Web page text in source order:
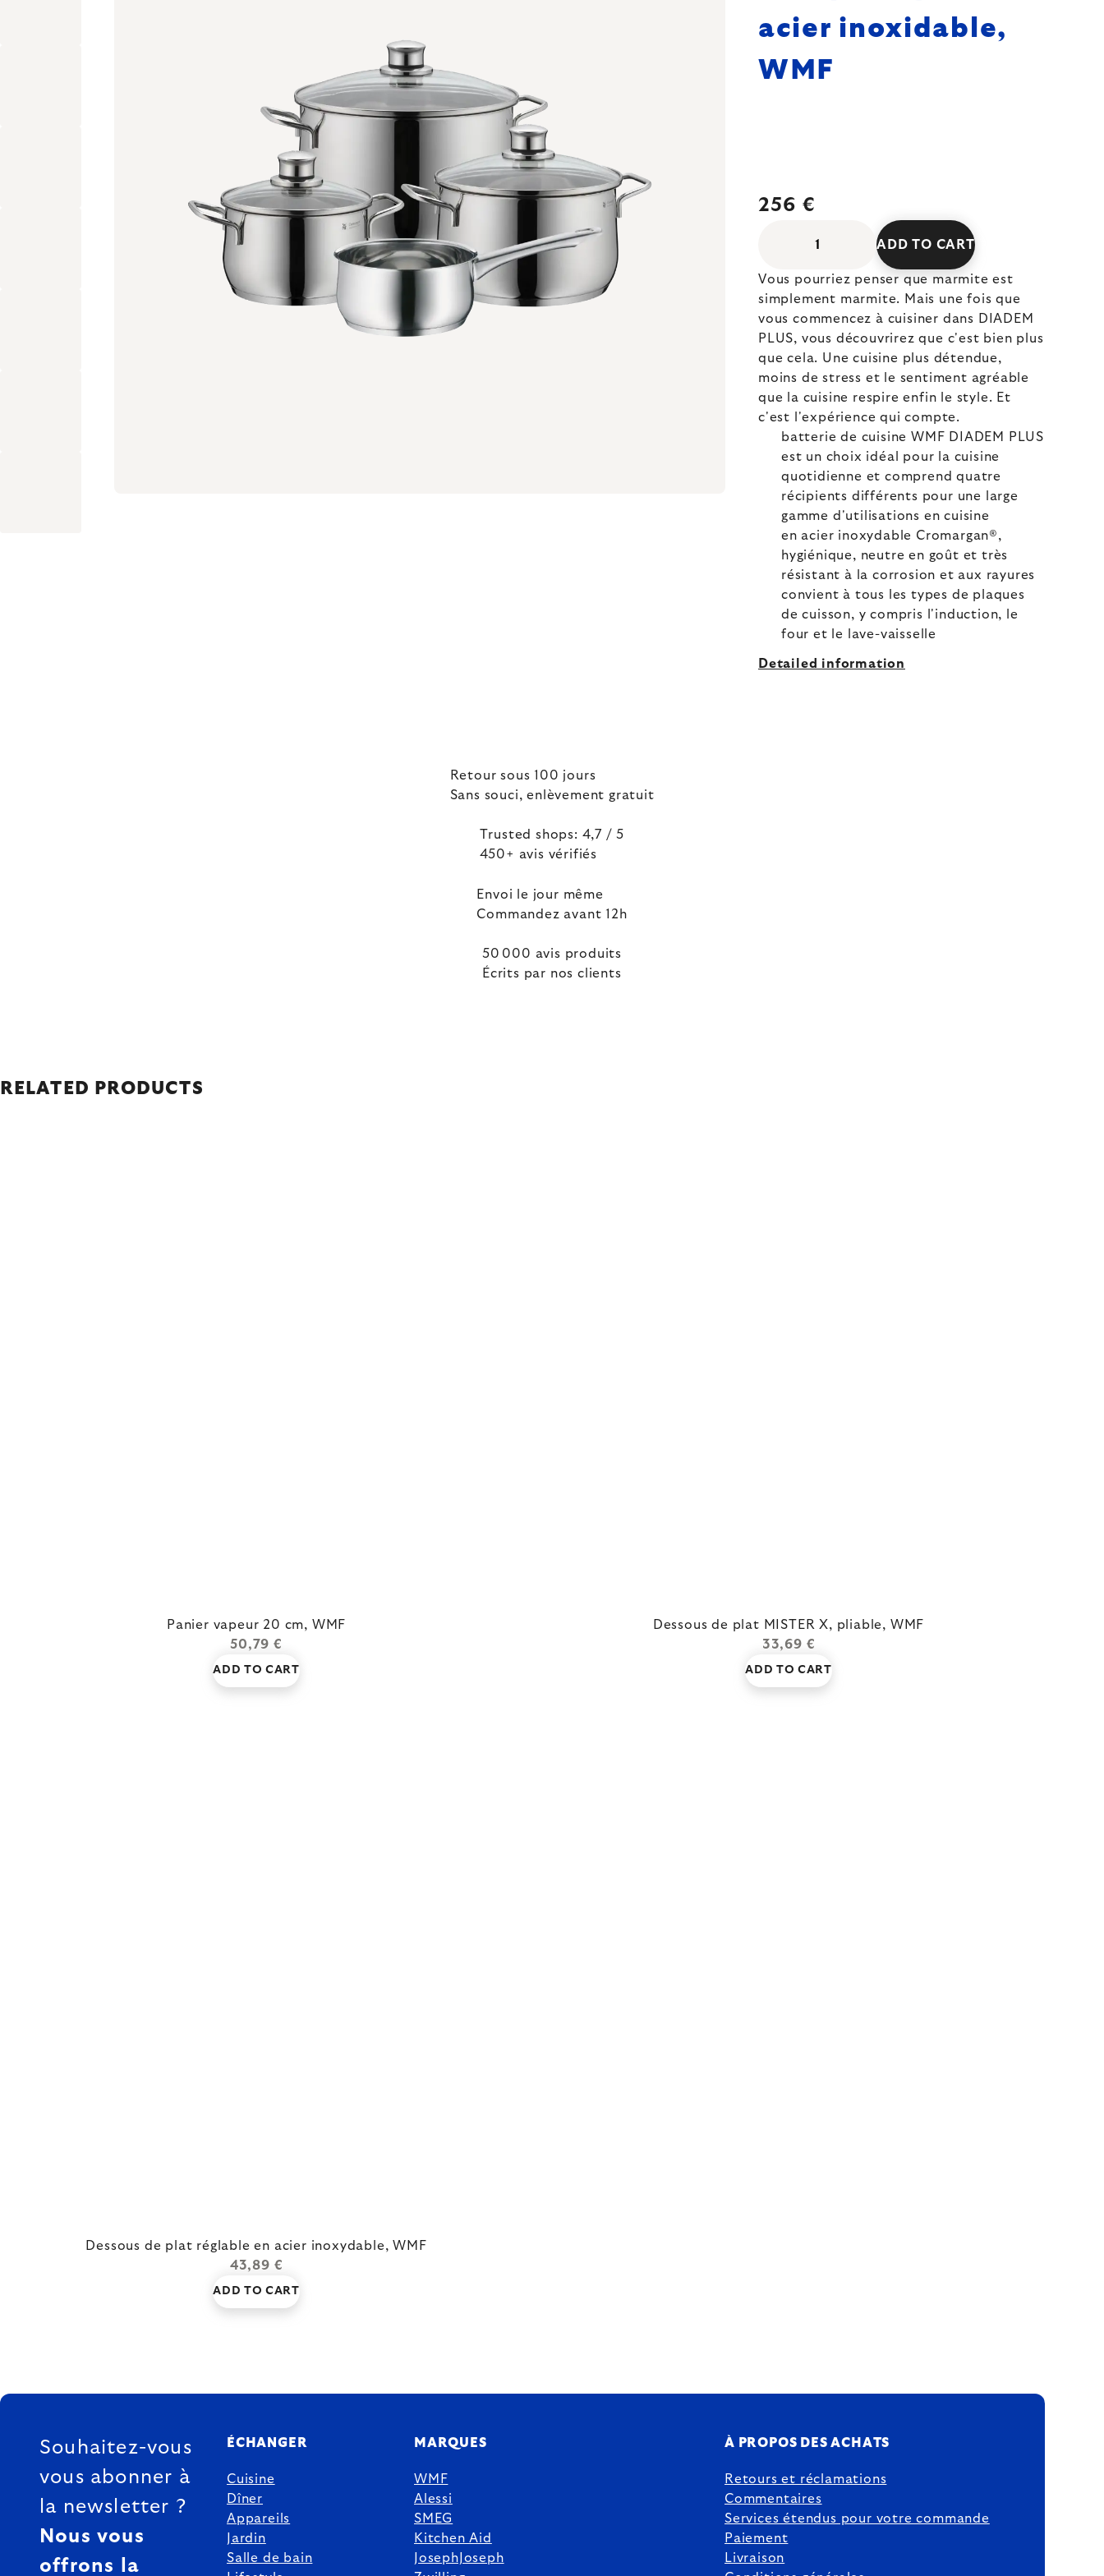
acier inoxidable,
WMF
256 €
ADD TO CART
Vous pourriez penser que marmite est
simplement marmite. Mais une fois que
vous commencez à cuisiner dans DIADEM
PLUS, vous découvrirez que c'est bien plus
que cela. Une cuisine plus détendue,
moins de stress et le sentiment agréable
que la cuisine respire enfin le style. Et
c'est l'expérience qui compte.
batterie de cuisine WMF DIADEM PLUS
est un choix idéal pour la cuisine
quotidienne et comprend quatre
récipients différents pour une large
gamme d'utilisations en cuisine
en acier inoxydable Cromargan®,
hygiénique, neutre en goût et très
résistant à la corrosion et aux rayures
convient à tous les types de plaques
de cuisson, y compris l'induction, le
four et le lave-vaisselle
Detailed information
Retour sous 100 jours
Sans souci, enlèvement gratuit
Trusted shops: 4,7 / 5
450+ avis vérifiés
Envoi le jour même
Commandez avant 12h
50 000 avis produits
Écrits par nos clients
RELATED PRODUCTS
Panier vapeur 20 cm, WMF
50,79 €
ADD TO CART
Dessous de plat MISTER X, pliable, WMF
33,69 €
ADD TO CART
Dessous de plat réglable en acier inoxydable, WMF
43,89 €
ADD TO CART
FOOTER
Souhaitez-vous
vous abonner à
la newsletter ?
Nous vous
offrons la
ÉCHANGER
Cuisine
Dîner
Appareils
Jardin
Salle de bain
MARQUES
WMF
Alessi
SMEG
Kitchen Aid
JosephJoseph
À PROPOS DES ACHATS
Retours et réclamations
Commentaires
Services étendus pour votre commande
Paiement
Livraison